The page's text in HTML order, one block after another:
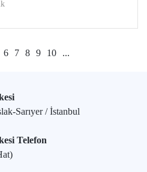
6 7 8 9 10 ...
Sarıyer / İstanbul
Telefon